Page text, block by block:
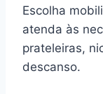
Escolha
atenda às
prateleiras,
descanso.